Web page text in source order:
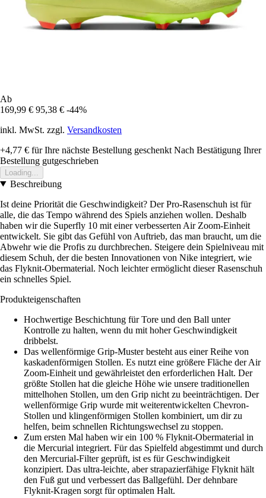
Ab
169,99 € 95,38 € -44%
inkl. MwSt. zzgl. Versandkosten
+4,77 € für Ihre nächste Bestellung geschenkt Nach Bestätigung Ihrer
Bestellung gutgeschrieben
Loading...
Beschreibung
Ist deine Priorität die Geschwindigkeit? Der Pro-Rasenschuh ist für
alle, die das Tempo während des Spiels anziehen wollen. Deshalb
haben wir die Superfly 10 mit einer verbesserten Air Zoom-Einheit
entwickelt. Sie gibt das Gefühl von Auftrieb, das man braucht, um die
Abwehr wie die Profis zu durchbrechen. Steigere dein Spielniveau mit
diesem Schuh, der die besten Innovationen von Nike integriert, wie
das Flyknit-Obermaterial. Noch leichter ermöglicht dieser Rasenschuh
ein schnelles Spiel.
Produkteigenschaften
Hochwertige Beschichtung für Tore und den Ball unter
Kontrolle zu halten, wenn du mit hoher Geschwindigkeit
dribbelst.
Das wellenförmige Grip-Muster besteht aus einer Reihe von
kaskadenförmigen Stollen. Es nutzt eine größere Fläche der Air
Zoom-Einheit und gewährleistet den erforderlichen Halt. Der
größte Stollen hat die gleiche Höhe wie unsere traditionellen
mittelhohen Stollen, um den Grip nicht zu beeinträchtigen. Der
wellenförmige Grip wurde mit weiterentwickelten Chevron-
Stollen und klingenförmigen Stollen kombiniert, um dir zu
helfen, beim schnellen Richtungswechsel zu stoppen.
Zum ersten Mal haben wir ein 100 % Flyknit-Obermaterial in
die Mercurial integriert. Für das Spielfeld abgestimmt und durch
den Mercurial-Filter geprüft, ist es für Geschwindigkeit
konzipiert. Das ultra-leichte, aber strapazierfähige Flyknit hält
den Fuß gut und verbessert das Ballgefühl. Der dehnbare
Flyknit-Kragen sorgt für optimalen Halt.